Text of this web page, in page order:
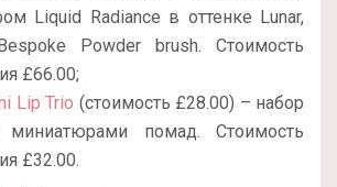
Liquid Radiance в оттенке Lunar,
Powder brush. Стоимость
£66.00;
Lip Trio (стоимость £28.00) – набор
помад. Стоимость
£32.00.